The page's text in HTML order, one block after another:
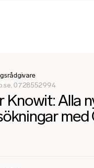
0728552994
Knowit: Alla
med